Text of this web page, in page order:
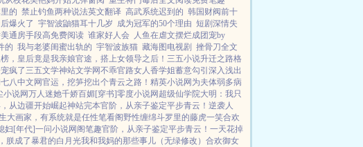
的 禁止钓鱼两种说法英文翻译 高武系统迟到的 韩国财阀前十
爆火了 宇智波鼬猫耳十几岁 成为冠军的50个理由 短剧深情失
通房手段高免费阅读 谁家好人会 人鱼在虐文摆烂成团宠by
的 我与老婆闺蜜出轨的 宇智波族猫 藏海图电视剧 挫骨刀全文
，皇后竟是我亲娘官途，搭上女领导之后！ 三五小说升迁之路格
疯了 三五文学神站文学网不乖官路女人香学姐蓄意勾引 深入浅出
七八中文网官运，挖笋挖出个青云之路！ 精英小说网 为夫体弱多病
小说网万人迷她千娇百媚[穿书]零度小说网 超级仙学院大明：我只
从边疆开始崛起神站完本官阶，从亲子鉴定平步青云！ 逆袭人
大画家，有系统就是任性笔看阁 野性缠绵斗罗里的藤虎一笑合欢
妇[年代]一问小说网 阁笔趣官阶，从亲子鉴定平步青云！ 一天花掉
朕成了暴君的白月光我和我妈的那些事儿（无绿修改） 合欢御女